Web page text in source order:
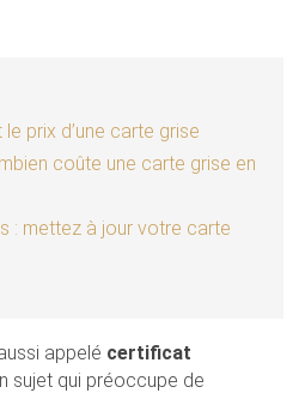
prix d’une carte grise
coûte une carte grise en
: mettez à jour votre carte
appelé certificat
sujet qui préoccupe de